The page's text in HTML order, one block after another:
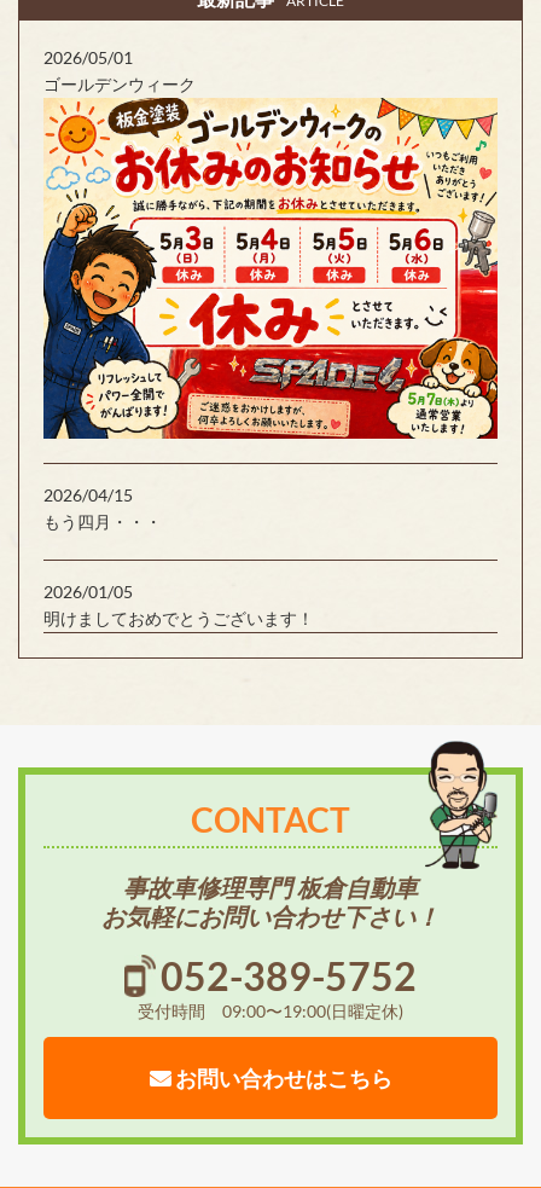
2026/05/01
ゴールデンウィーク
2026/04/15
もう四月・・・
2026/01/05
明けましておめでとうございます！
CONTACT
事故車修理専門 板倉自動車
お気軽にお問い合わせ下さい！
052-389-5752
受付時間 09:00〜19:00(日曜定休)
お問い合わせはこちら